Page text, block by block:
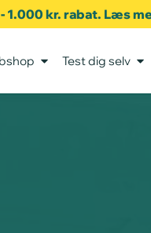
kr. rabat. Læs
Test dig selv